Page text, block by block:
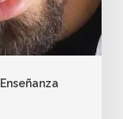
Enseñanza